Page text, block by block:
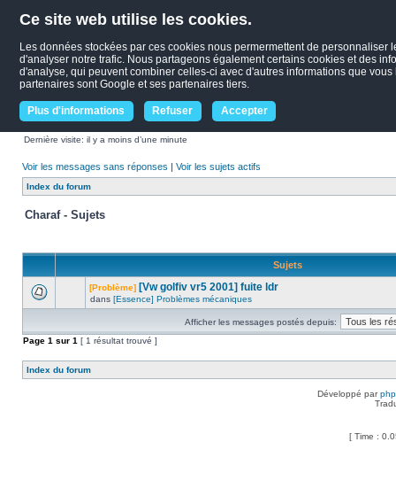
Ce site web utilise les cookies.
Les données stockées par ces cookies nous permermettent de
d'analyser notre trafic. Nous partageons également certains cookies et des
d'analyse, qui peuvent combiner celles-ci avec d'autres informations que
partenaires sont Google et ses partenaires tiers.
Plus d'informations Refuser Accepter
Dernière visite: il y a moins d’une minute
Voir les messages sans réponses | Voir les sujets actifs
Index du forum
Charaf - Sujets
Sujets
[Problème] [Vw golfiv vr5 2001] fuite ldr
dans [Essence] Problèmes mécaniques
Afficher les messages postés depuis:
Page 1 sur 1 [ 1 résultat trouvé ]
Index du forum
Développé par
[ Time :